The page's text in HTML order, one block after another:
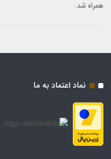
همراه شد.
نماد اعتماد به ما